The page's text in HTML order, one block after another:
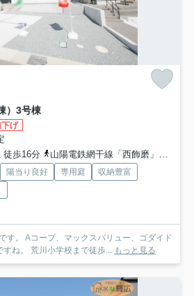
）3号棟
げ
徒歩16分
山陽電鉄網干線「西飾磨」駅 徒歩23分
陽当り良好 専用庭
収納豊富
す。 Aコープ、マックスバリュー、ゴダイド
ね。 荒川小学校まで徒歩... もっと見る